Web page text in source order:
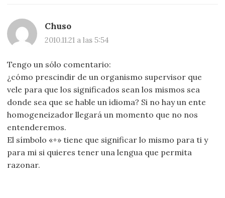
Chuso
2010.11.21 a las 5:54
Tengo un sólo comentario:
¿cómo prescindir de un organismo supervisor que
vele para que los significados sean los mismos sea
donde sea que se hable un idioma? Si no hay un ente
homogeneizador llegará un momento que no nos
entenderemos.
El símbolo «+» tiene que significar lo mismo para ti y
para mi si quieres tener una lengua que permita
razonar.